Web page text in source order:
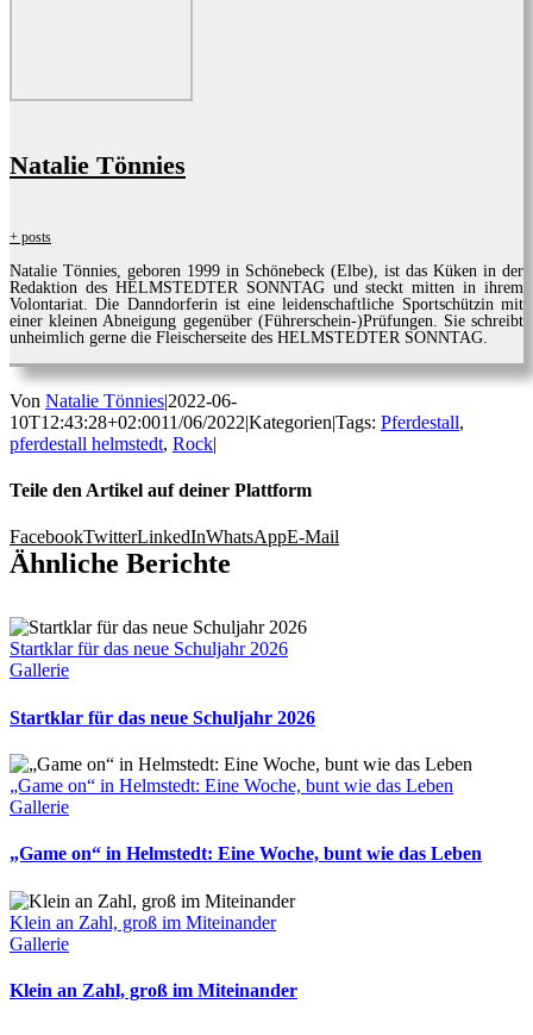
Natalie Tönnies
+ posts
Natalie Tönnies, geboren 1999 in Schönebeck (Elbe), ist das Küken in der
Redaktion des HELMSTEDTER SONNTAG und steckt mitten in ihrem
Volontariat. Die Danndorferin ist eine leidenschaftliche Sportschützin mit
einer kleinen Abneigung gegenüber (Führerschein-)Prüfungen. Sie schreibt
unheimlich gerne die Fleischerseite des HELMSTEDTER SONNTAG.
Von Natalie Tönnies|2022-06-
10T12:43:28+02:0011/06/2022|Kategorien|Tags: Pferdestall,
pferdestall helmstedt, Rock|
Teile den Artikel auf deiner Plattform
FacebookTwitterLinkedInWhatsAppE-Mail
Ähnliche Berichte
Startklar für das neue Schuljahr 2026
Gallerie
Startklar für das neue Schuljahr 2026
„Game on“ in Helmstedt: Eine Woche, bunt wie das Leben
Gallerie
„Game on“ in Helmstedt: Eine Woche, bunt wie das Leben
Klein an Zahl, groß im Miteinander
Gallerie
Klein an Zahl, groß im Miteinander